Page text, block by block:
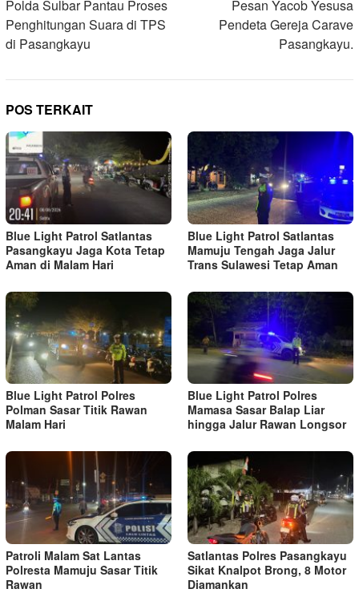
Polda Sulbar Pantau Proses
Penghitungan Suara di TPS
di Pasangkayu
Pesan Yacob Yesusa
Pendeta Gereja Carave
Pasangkayu.
POS TERKAIT
Blue Light Patrol Satlantas
Pasangkayu Jaga Kota Tetap
Aman di Malam Hari
Blue Light Patrol Satlantas
Mamuju Tengah Jaga Jalur
Trans Sulawesi Tetap Aman
Blue Light Patrol Polres
Polman Sasar Titik Rawan
Malam Hari
Blue Light Patrol Polres
Mamasa Sasar Balap Liar
hingga Jalur Rawan Longsor
Patroli Malam Sat Lantas
Polresta Mamuju Sasar Titik
Rawan
Satlantas Polres Pasangkayu
Sikat Knalpot Brong, 8 Motor
Diamankan